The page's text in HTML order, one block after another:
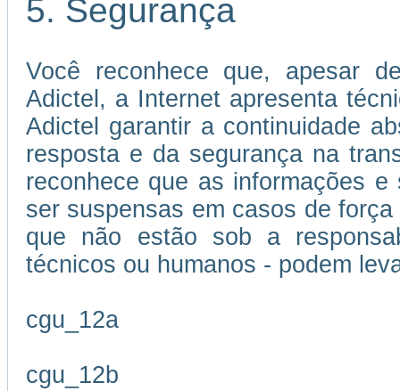
5. Segurança
Você reconhece que, apesar
Adictel, a Internet apresenta
Adictel garantir a continuidade
resposta e da segurança na
reconhece que as informações
ser suspensas em casos de
que não estão sob a
técnicos ou humanos - podem
cgu_12a
cgu_12b